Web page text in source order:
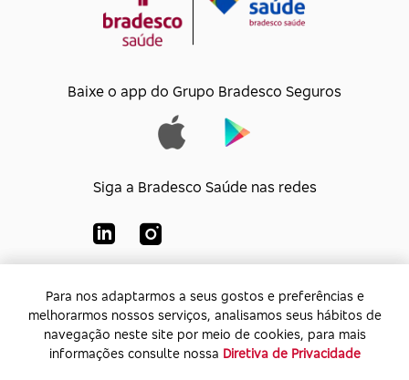
Para nos adaptarmos a seus gostos e preferências e
melhorarmos nossos serviços, analisamos seus hábitos de
navegação neste site por meio de cookies, para mais
informações consulte nossa Diretiva de Privacidade
Baixe o app do Grupo Bradesco Seguros
Siga a Bradesco Saúde nas redes
Bradesco Saúde S/A
CNPJ:92.693.118/0001-60
Endereço:
Av. Rio de Janeiro, 555 - Caju - Rio de
Janeiro - Rio de Janeiro - CEP: 20.931-675
Para nos adaptarmos a seus gostos e preferências e
melhorarmos nossos serviços, analisamos seus hábitos de
navegação neste site por meio de cookies, para mais
informações consulte nossa Diretiva de Privacidade